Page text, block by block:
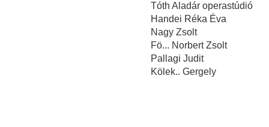
Tóth Aladár operastúdió
Handei Réka Éva
Nagy Zsolt
Fö... Norbert Zsolt
Pallagi Judit
Kölek.. Gergely